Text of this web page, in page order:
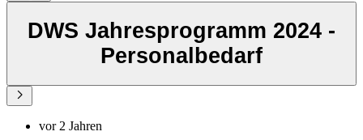
DWS Jahresprogramm 2024 -
Personalbedarf
vor 2 Jahren